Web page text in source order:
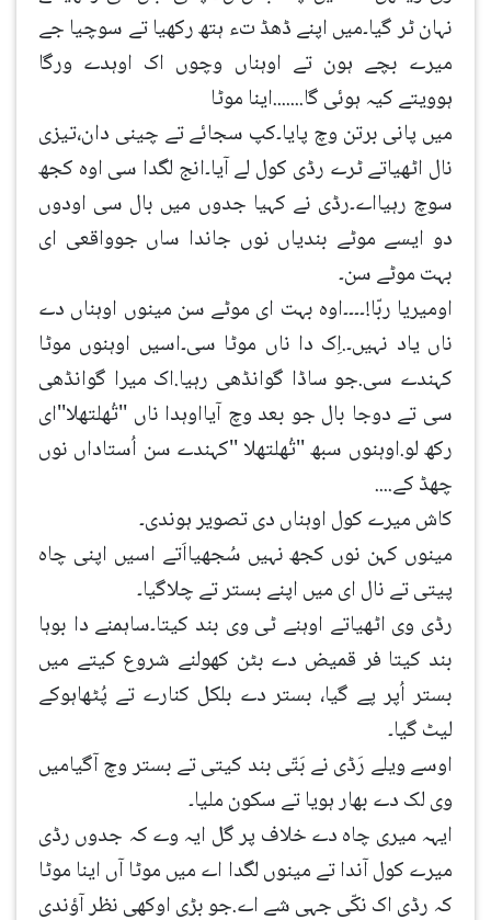
نہان ٹر گیا۔میں اپنے ڈھڈ تء ہتھ رکھیا تے سوچیا جے
میرے بچے ہون تے اوہناں وچوں اک اوہدے ورگا
ہوویتے کیہ ہوئی گا.......اینا موٹا
میں پانی برتن وچ پایا۔کپ سجائے تے چینی دان،تیزی
نال اٹھیاتے ٹرے رڈی کول لے آیا۔انج لگدا سی اوہ کجھ
سوچ رہیااے۔رڈی نے کہیا جدوں میں بال سی اودوں
دو ایسے موٹے بندیاں نوں جاندا ساں جوواقعی ای
بہت موٹے سن۔
اومیریا ربّا!۔۔۔۔اوہ بہت ای موٹے سن مینوں اوہناں دے
ناں یاد نہیں۔.اِک دا ناں موٹا سی۔اسیں اوہنوں موٹا
کہندے سی.جو ساڈا گوانڈھی رہیا.اک میرا گوانڈھی
سی تے دوجا بال جو بعد وچ آیااوہدا ناں ''تُھلتھلا''ای
رکھ لو.اوہنوں سبھ ''تُھلتھلا ''کہندے سن اُستاداں نوں
چھڈ کے....
کاش میرے کول اوہناں دی تصویر ہوندی۔
مینوں کہن نوں کجھ نہیں سُجھیااَتے اسیں اپنی چاہ
پیتی تے نال ای میں اپنے بستر تے چلاگیا۔
رڈی وی اٹھیاتے اوہنے ٹی وی بند کیتا۔ساہمنے دا بوہا
بند کیتا فر قمیض دے بٹن کھولنے شروع کیتے میں
بستر اُپر پے گیا، بستر دے بلکل کنارے تے پُٹھاہوکے
لیٹ گیا۔
اوسے ویلے رَڈی نے بَتّی بند کیتی تے بستر وچ آگیامیں
وی لک دے بھار ہویا تے سکون ملیا۔
ایہہ میری چاہ دے خلاف پر گل ایہ وے کہ جدوں رڈی
میرے کول آندا تے مینوں لگدا اے میں موٹا آں اینا موٹا
کہ رڈی اک نکّی جہی شے اے.جو بڑی اوکھی نظر آؤندی